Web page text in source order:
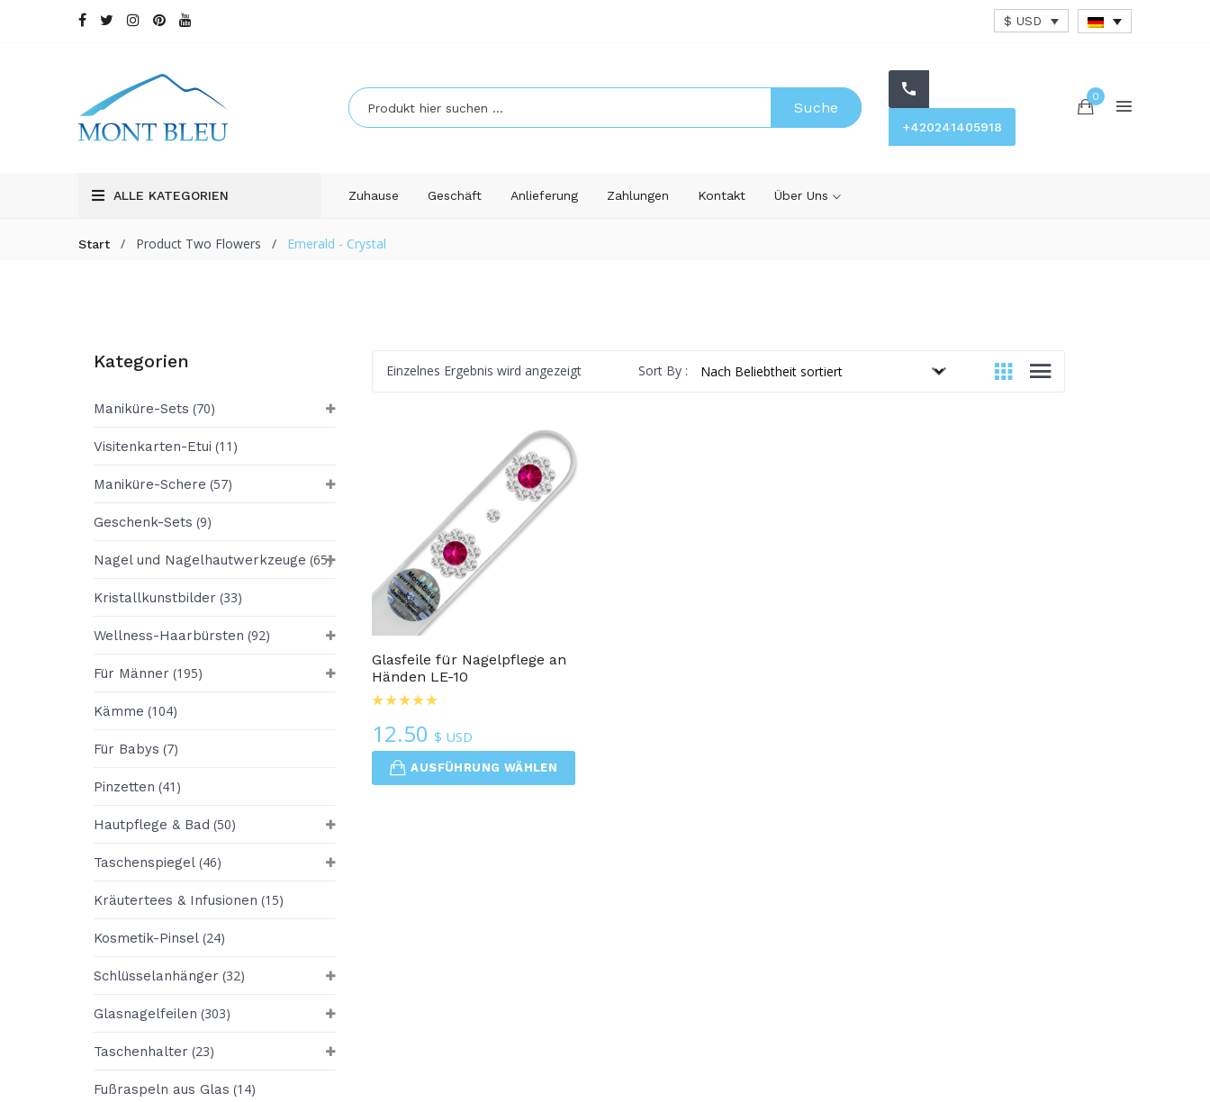
$ USD
Suche
+420241405918
0
ALLE KATEGORIEN Zuhause Geschäft Anlieferung Zahlungen Kontakt Über Uns
Start / Product Two Flowers / Emerald - Crystal
Kategorien
Maniküre-Sets (70)
Visitenkarten-Etui (11)
Maniküre-Schere (57)
Geschenk-Sets (9)
Nagel und Nagelhautwerkzeuge (65)
Kristallkunstbilder (33)
Wellness-Haarbürsten (92)
Für Männer (195)
Kämme (104)
Für Babys (7)
Pinzetten (41)
Hautpflege & Bad (50)
Taschenspiegel (46)
Kräutertees & Infusionen (15)
Kosmetik-Pinsel (24)
Schlüsselanhänger (32)
Glasnagelfeilen (303)
Taschenhalter (23)
Fußraspeln aus Glas (14)
Einzelnes Ergebnis wird angezeigt Sort By :
Glasfeile für Nagelpflege an
Händen LE-10
12.50 $ USD
AUSFÜHRUNG WÄHLEN